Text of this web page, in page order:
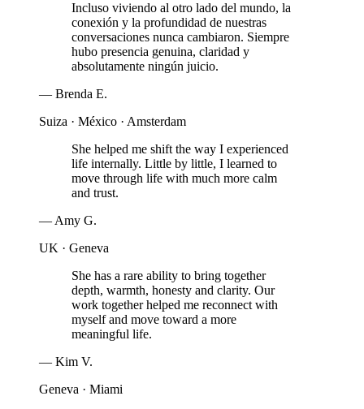
Incluso viviendo al otro lado del mundo, la
conexión y la profundidad de nuestras
conversaciones nunca cambiaron. Siempre
hubo presencia genuina, claridad y
absolutamente ningún juicio.
— Brenda E.
Suiza · México · Amsterdam
She helped me shift the way I experienced
life internally. Little by little, I learned to
move through life with much more calm
and trust.
— Amy G.
UK · Geneva
She has a rare ability to bring together
depth, warmth, honesty and clarity. Our
work together helped me reconnect with
myself and move toward a more
meaningful life.
— Kim V.
Geneva · Miami